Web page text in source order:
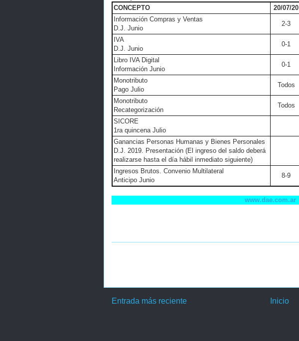
CONCEPTO
20/07/20
Información Compras y Ventas
D.J. Junio
2-3
IVA
D.J. Junio
0-1
Libro IVA Digital
Información Junio
0-1
Monotributo
Pago Julio
Todos
Monotributo
Recategorización
Todos
SICORE
1ra quincena Julio
Ganancias Personas Humanas y Bienes Personales
D.J. 2019. Presentación (El ingreso del saldo deberá
realizarse hasta el día hábil inmediato siguiente)
Ingresos Brutos. Convenio Multilateral
Anticipo Junio
8-9
www.dae.com.ar
Entrada más reciente Inicio